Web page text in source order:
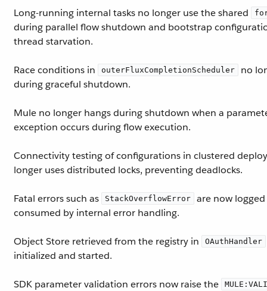
Long-running internal tasks no longer use the shared
during parallel flow shutdown and bootstrap
thread starvation.
Race conditions in outerFluxCompletionScheduler
no
during graceful shutdown.
Mule no longer hangs during shutdown when a
exception occurs during flow execution.
Connectivity testing of configurations in clustered
longer uses distributed locks, preventing deadlocks.
Fatal errors such as StackOverflowError
are now
consumed by internal error handling.
Object Store retrieved from the registry in OAuthHandler
initialized and started.
SDK parameter validation errors now raise the